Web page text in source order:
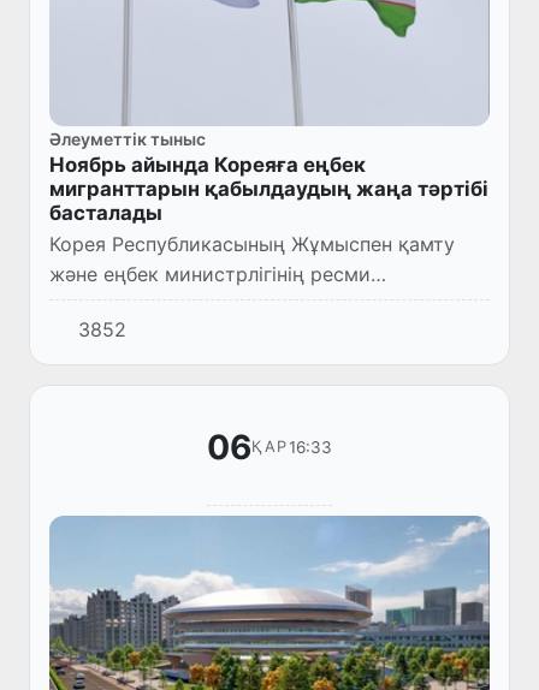
Әлеуметтік тыныс
Ноябрь айында Кореяға еңбек
мигранттарын қабылдаудың жаңа тәртібі
басталады
Корея Республикасының Жұмыспен қамту
және еңбек министрлігінің ресми
мәлімдемесіне орай, ағымдағы жылдың
ноябрь айының соңына дейін барлық
жұмысшы күш жіберетін елдерден, соның
іш...
3852
06ҚАР16:33